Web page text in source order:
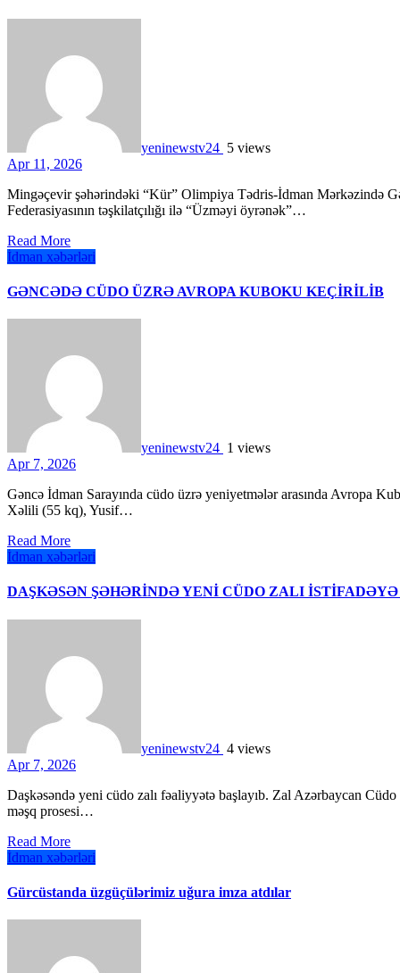
yeninewstv24 5 views
Apr 11, 2026
Mingəçevir şəhərindəki “Kür” Olimpiya Tədris-İdman Mərkəzində Gənclər və İdman Nazirliyi və Azərbaycan Üzgüçülük
Federasiyasının təşkilatçılığı ilə “Üzməyi öyrənək”…
Read More
İdman xəbərləri
GƏNCƏDƏ CÜDO ÜZRƏ AVROPA KUBOKU KEÇİRİLİB
yeninewstv24 1 views
Apr 7, 2026
Gəncə İdman Sarayında cüdo üzrə yeniyetmələr arasında Avropa Kuboku keçirilib. Beynəlxalq turnirdə idmançılarımızdan Rza
Xəlili (55 kq), Yusif…
Read More
İdman xəbərləri
DAŞKƏSƏN ŞƏHƏRİNDƏ YENİ CÜDO ZALI
yeninewstv24 4 views
Apr 7, 2026
Daşkəsəndə yeni cüdo zalı fəaliyyətə başlayıb. Zal Azərbaycan Cüdo Federasiyası tərəfindən müasir standartlara uyğun tatami və
məşq prosesi…
Read More
İdman xəbərləri
Gürcüstanda üzgüçülərimiz uğura imza atdılar